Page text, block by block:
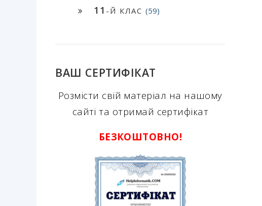
11 -Й КЛАС (59)
ВАШ СЕРТИФІКАТ
Розмісти свій матеріал на нашому
сайті та отримай сертифікат
БЕЗКОШТОВНО!